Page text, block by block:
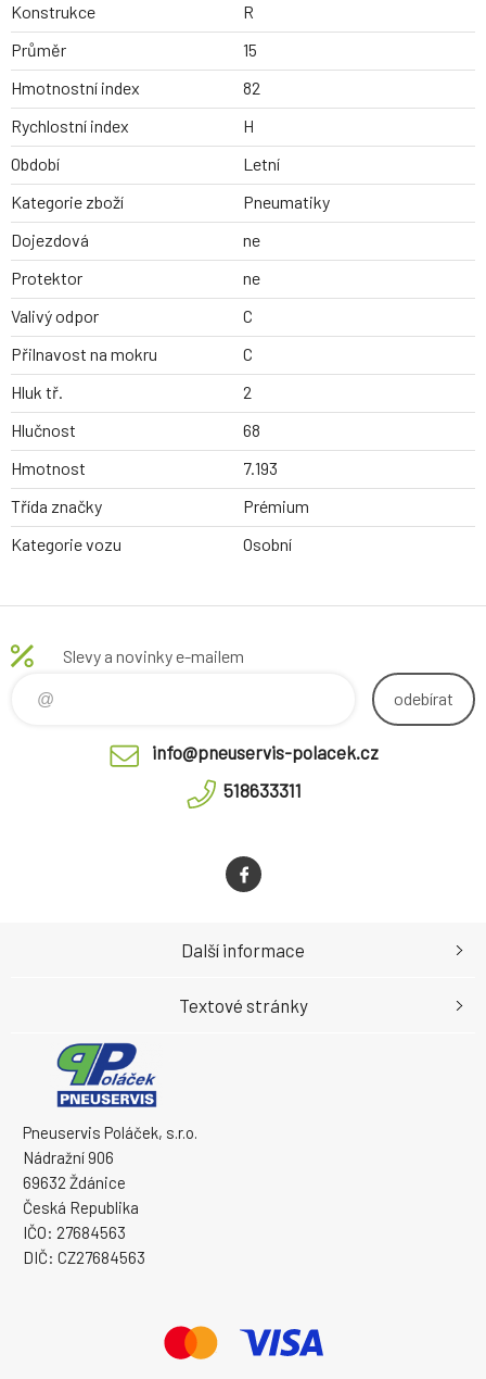
Konstrukce
R
Průměr
15
Hmotnostní index
82
Rychlostní index
H
Období
Letní
Kategorie zboží
Pneumatiky
Dojezdová
ne
Protektor
ne
Valivý odpor
C
Přilnavost na mokru
C
Hluk tř.
2
Hlučnost
68
Hmotnost
7.193
Třída značky
Prémium
Kategorie vozu
Osobní
Slevy a novinky e-mailem
odebírat
info@pneuservis-polacek.cz
518633311
Pneuservis Poláček, s.r.o.
Nádražní 906
69632 Ždánice
Česká Republika
IČO: 27684563
DIČ: CZ27684563
Další informace
Textové stránky